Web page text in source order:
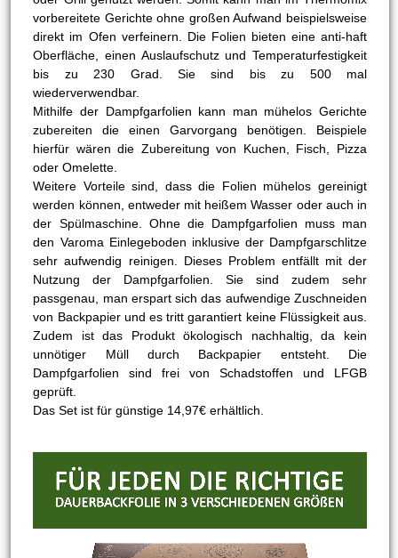
vorbereitete Gerichte ohne großen Aufwand beispielsweise
direkt im Ofen verfeinern. Die Folien bieten eine anti-haft
Oberfläche, einen Auslaufschutz und Temperaturfestigkeit
bis zu 230 Grad. Sie sind bis zu 500 mal
wiederverwendbar.
Mithilfe der Dampfgarfolien kann man mühelos Gerichte
zubereiten die einen Garvorgang benötigen. Beispiele
hierfür wären die Zubereitung von Kuchen, Fisch, Pizza
oder Omelette.
Weitere Vorteile sind, dass die Folien mühelos gereinigt
werden können, entweder mit heißem Wasser oder auch in
der Spülmaschine. Ohne die Dampfgarfolien muss man
den Varoma Einlegeboden inklusive der Dampfgarschlitze
sehr aufwendig reinigen. Dieses Problem entfällt mit der
Nutzung der Dampfgarfolien. Sie sind zudem sehr
passgenau, man erspart sich das aufwendige Zuschneiden
von Backpapier und es tritt garantiert keine Flüssigkeit aus.
Zudem ist das Produkt ökologisch nachhaltig, da kein
unnötiger Müll durch Backpapier entsteht. Die
Dampfgarfolien sind frei von Schadstoffen und LFGB
geprüft.
Das Set ist für günstige 14,97€ erhältlich.